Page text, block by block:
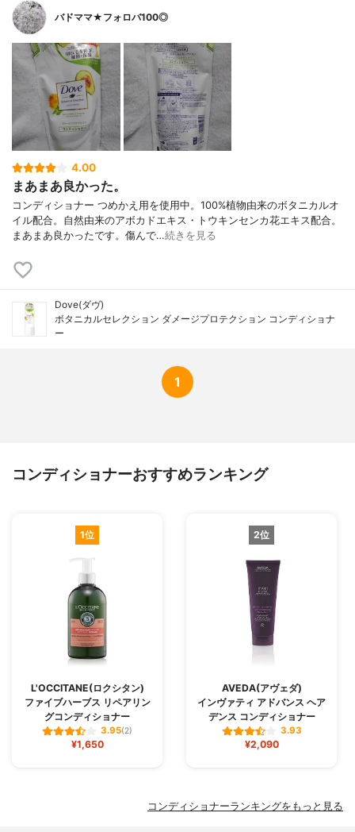
酸、ソルビン酸K、EDTA-2Na、メチルイソ
ノン、香料、カラメル
バドママ★フォロバ100◎
4.00
まあまあ良かった。
コンディショナー つめかえ用を使用中。100%植物由来のボタニカルオ
イル配合。自然由来のアボカドエキス・トウキンセンカ花エキス配合。
まあまあ良かったです。傷んで…続きを見る
Dove(ダヴ)
ボタニカルセレクション ダメージプロテクション コンディショナ
ー
1
コンディショナーおすすめランキング
1位
L'OCCITANE(ロクシタン)
ファイブハーブス リペアリン
グコンディショナー
3.95(2)
¥1,650
2位
AVEDA(アヴェダ)
インヴァティ アドバンス ヘア
デンス コンディショナー
3.93
¥2,090
コンディショナーランキングをもっと見る